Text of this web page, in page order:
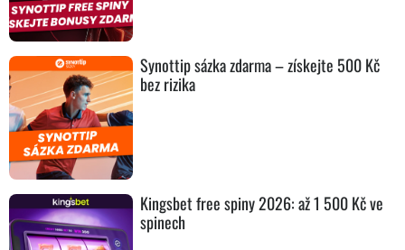
Synottip sázka zdarma – získejte 500 Kč
bez rizika
Kingsbet free spiny 2026: až 1 500 Kč ve
spinech